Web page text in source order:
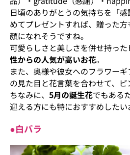
日頃のありがとうの気持ちを「
めてプレゼントすれば、贈った
顔になれそうですね。
可愛らしさと美しさを併せ持った
性からの人気が高いお花。
また、奥様や彼女へのフラワー
の見た目と花言葉を合わせて、ピ
ちなみに、 5月の誕生花でもある
迎える方にも特におすすめしたい
●白バラ